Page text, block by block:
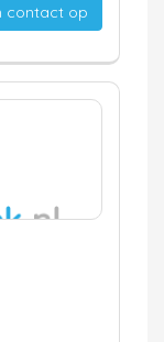
contact op